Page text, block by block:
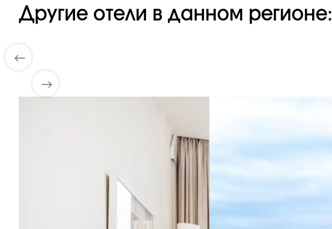
Другие отели в данном регионе: